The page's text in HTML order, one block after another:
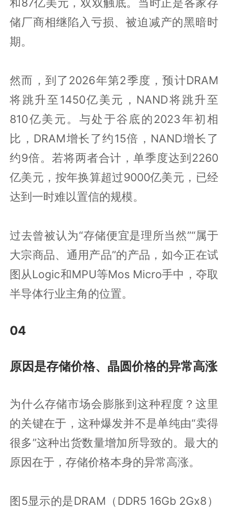
储厂商相继陷入亏损、被迫减产的黑暗时
期。
然而，到了2026年第2季度，预计DRAM
将跳升至1450亿美元，NAND将跳升至
810亿美元。与处于谷底的2023年初相
比，DRAM增长了约15倍，NAND增长了
约9倍。若将两者合计，单季度达到2260
亿美元，按年换算超过9000亿美元，已经
达到一时难以置信的规模。
过去曾被认为“存储便宜是理所当然”“属于
大宗商品、通用产品”的产品，如今正在试
图从Logic和MPU等Mos Micro手中，夺取
半导体行业主角的位置。
04
原因是存储价格、晶圆价格的异常高涨
为什么存储市场会膨胀到这种程度？这里
的关键在于，这种爆发并不是单纯由“卖得
很多”这种出货数量增加所导致的。最大的
原因在于，存储价格本身的异常高涨。
图5显示的是DRAM（DDR5 16Gb 2Gx8）